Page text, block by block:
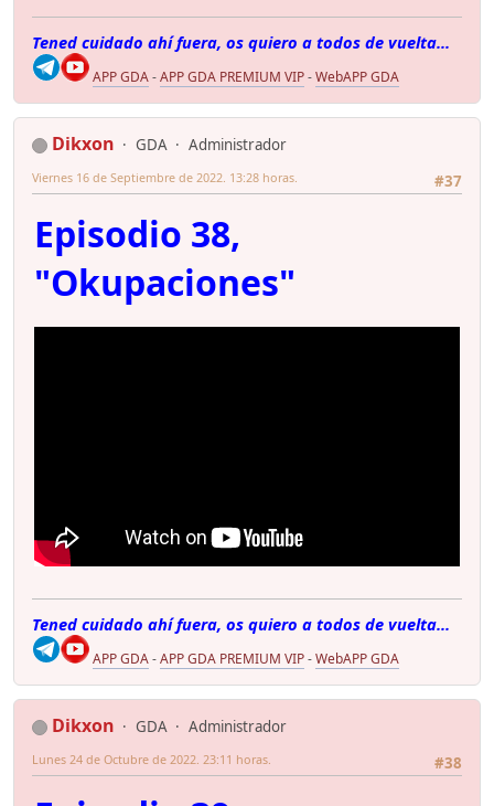
Tened cuidado ahí fuera, os quiero a todos de vuelta...
APP GDA-APP GDA PREMIUM VIP-WebAPP GDA
Dikxon GDA
Administrador
#37
Viernes 16 de Septiembre de 2022. 13:28 horas.
Episodio 38,
"Okupaciones"
Tened cuidado ahí fuera, os quiero a todos de vuelta...
APP GDA-APP GDA PREMIUM VIP-WebAPP GDA
Dikxon GDA
Administrador
#38
Lunes 24 de Octubre de 2022. 23:11 horas.